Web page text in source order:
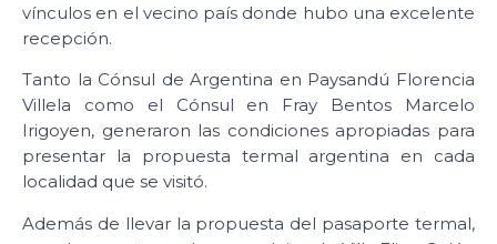
vínculos en el vecino país donde hubo una excelente
recepción.
Tanto la Cónsul de Argentina en Paysandú Florencia
Villela como el Cónsul en Fray Bentos Marcelo
Irigoyen, generaron las condiciones apropiadas para
presentar la propuesta termal argentina en cada
localidad que se visitó.
Además de llevar la propuesta del pasaporte termal,